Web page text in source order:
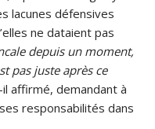
lacunes défensives
ne dataient pas
depuis un moment,
pas juste après ce
affirmé, demandant à
responsabilités dans